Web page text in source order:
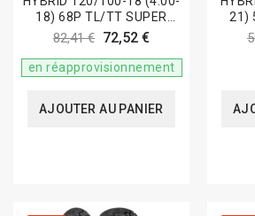
18) 68P TL/TT SUPER
LIGHT GREEN M+S
82,41 € 72,52 €
en réapprovisionnement
AJOUTER AU PANIER
21)